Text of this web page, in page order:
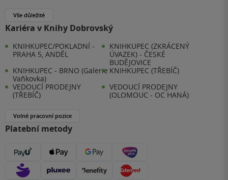
Vše důležité
Kariéra v Knihy Dobrovský
KNIHKUPEC/POKLADNÍ -
PRAHA 5, ANDĚL
KNIHKUPEC (ZKRÁCENÝ
ÚVAZEK) - ČESKÉ
BUDĚJOVICE
KNIHKUPEC - BRNO (Galerie
Vaňkovka)
KNIHKUPEC (TŘEBÍČ)
VEDOUCÍ PRODEJNY
(TŘEBÍČ)
VEDOUCÍ PRODEJNY
(OLOMOUC - OC HANÁ)
Volné pracovní pozice
Platební metody